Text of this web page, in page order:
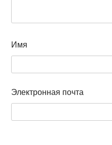
Имя
Электронная почта